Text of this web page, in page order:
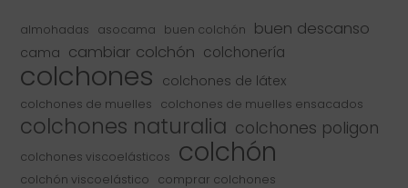
almohadas asocama buen colchón buen descanso
cama cambiar colchón colchonería
colchones colchones de látex
colchones de muelles colchones de muelles ensacados
colchones naturalia colchones poligon
colchones viscoelásticos colchón
colchón viscoelástico comprar colchones